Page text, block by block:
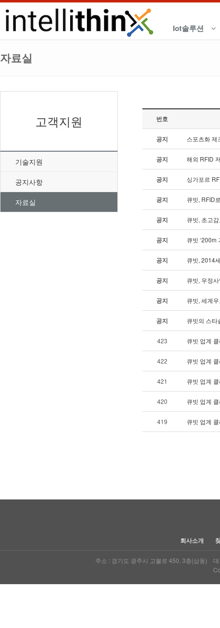
Iot솔루션
자료실
고객지원
기술지원
공지사항
자료실
번호
공지 스포츠화
공지 해외 RFID
공지 싱가포르
공지 큐빗, RFID
공지 큐빗, 초고
공지 큐빗 ‘200m
공지 큐빗, 2014
공지 큐빗, 우정
공지 큐빗, 세계
공지 큐빗의 스
423 큐빗 업계
422 큐빗 업계
421 큐빗 업계
420 큐빗 업계
419 큐빗 업계
회사소개
주소 : 경기도 광주시 고불로 450, 3층(삼동)